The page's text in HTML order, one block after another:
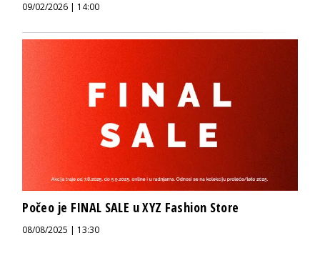
09/02/2026 | 14:00
Počeo je FINAL SALE u XYZ Fashion Store
08/08/2025 | 13:30